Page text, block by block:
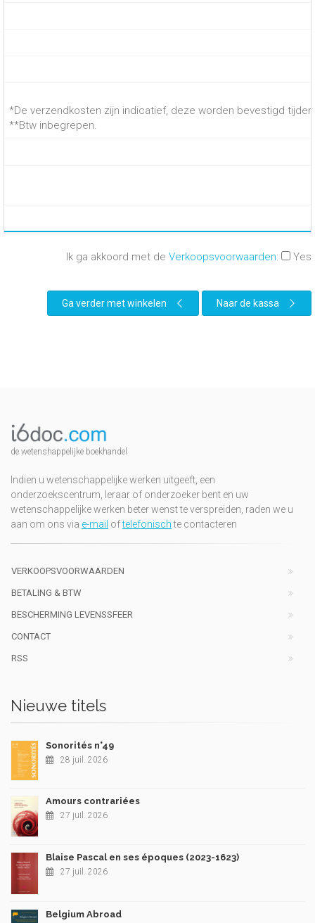
*De verzendkosten zijn indicatief, deze worden bevestigd
**Btw inbegrepen.
Ik ga akkoord met de Verkoopsvoorwaarden: Yes
Ga verder met winkelen Naar de kassa
de wetenshappelijke boekhandel
Indien u wetenschappelijke werken uitgeeft, een
onderzoekscentrum, leraar of onderzoeker bent en uw
wetenschappelijke werken beter wenst te verspreiden, raden we u
aan om ons via e-mail oftelefonischte contacteren
VERKOOPSVOORWAARDEN
BETALING & BTW
BESCHERMING LEVENSSFEER
CONTACT
RSS
Nieuwe titels
Sonorités n°49
28 juil. 2026
Amours contrariées
27 juil. 2026
Blaise Pascal en ses époques (2023-1623)
27 juil. 2026
Belgium Abroad